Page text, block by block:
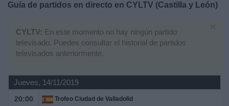
Guía de partidos en directo en CYLTV (Castilla y León)
CYLTV: En este momento no hay ningún partido
televisado. Puedes consultar el historial de partidos
televisados anteriormente.
Jueves, 14/11/2019
20:00 Trofeo Ciudad de Valladolid
Noticias
Widget